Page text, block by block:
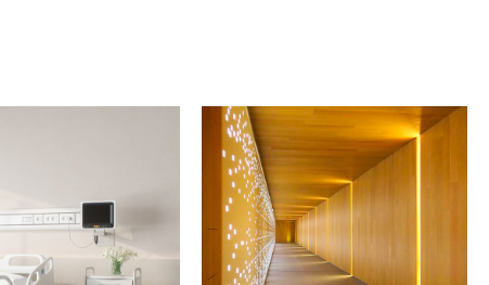
Immeubles
de
bureaux